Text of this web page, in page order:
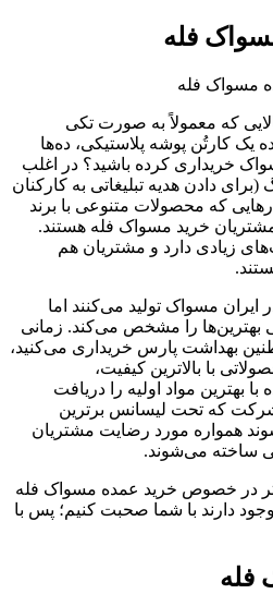
فله
مسواک فله
که معمولاً به صورت تکی
کارتُن پوشه پلاستیکی، ده‌ها
خریداری کرده باشید؟ در اغلب
دادن هدیه تبلیغاتی به کارکنان
که محصولات متنوعی با برند
خرید مسواک فله هستند.
زیادی دارد و مشتریان هم
مسواک تولید می‌کنند اما
بهترین‌ها را مشخص می‌کند. زمانی
بهداشت پارس خریداری می‌کنید،
با بالاترین کیفیت،
بهترین مواد اولیه را دریافت
که تحت لیسانس برترین
همواره مورد رضایت مشتریان
ساخته می‌شوند.
در خصوص خرید عمده مسواک فله
دارند با شما صحبت کنیم؛ پس با
فله